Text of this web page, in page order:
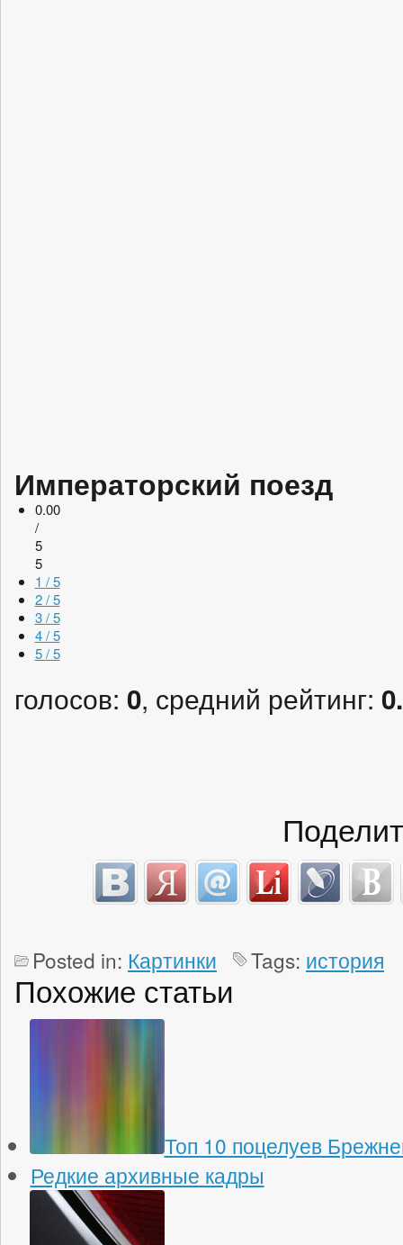
Императорский поезд
0.00
/
5
5
1 / 5
2 / 5
3 / 5
4 / 5
5 / 5
голосов: 0, средний рейтинг:
Posted in: Картинки Tags: история
Похожие статьи
Топ 10 поцелуев
Редкие архивные кадры